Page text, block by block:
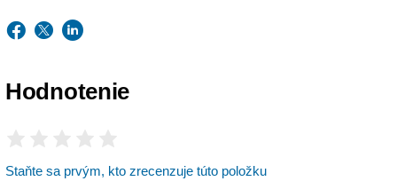
Hodnotenie
Staňte sa prvým, kto zrecenzuje túto položku